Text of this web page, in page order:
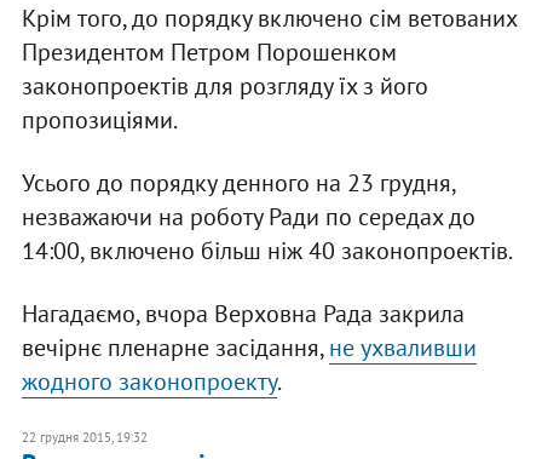
Крім того, до порядку включено сім ветованих
Президентом Петром Порошенком
законопроектів для розгляду їх з його
пропозиціями.
Усього до порядку денного на 23 грудня,
незважаючи на роботу Ради по середах до
14:00, включено більш ніж 40 законопроектів.
Нагадаємо, вчора Верховна Рада закрила
вечірнє пленарне засідання,не ухваливши
жодного законопроекту.
22 грудня 2015, 19:32